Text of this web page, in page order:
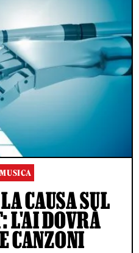
CAUSA SUL
L'AI DOVRÀ
CANZONI